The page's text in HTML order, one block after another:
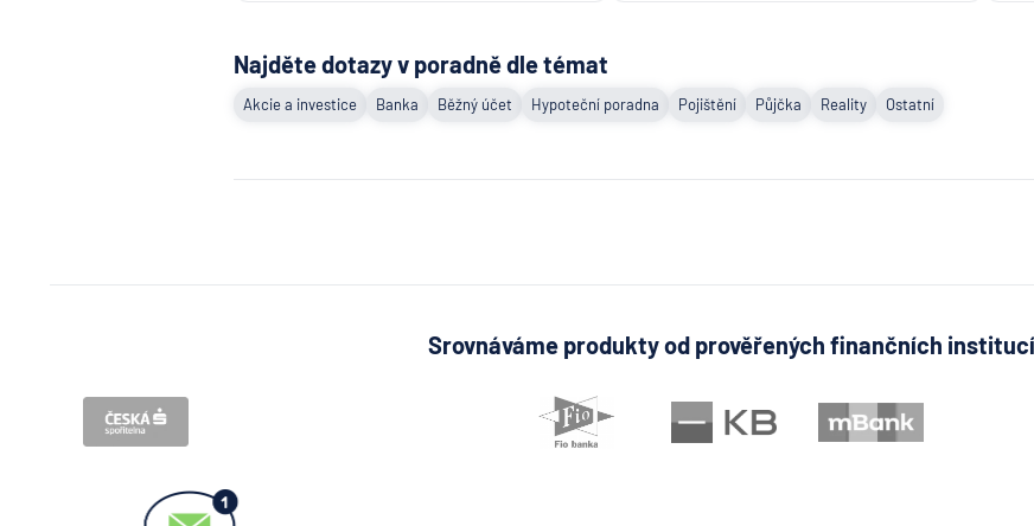
Najděte dotazy v poradně dle témat
Akcie a investice Banka Běžný účet Hypoteční poradna Pojištění Půjčka Reality Ostatní
Srovnáváme produkty od prověřených finančních